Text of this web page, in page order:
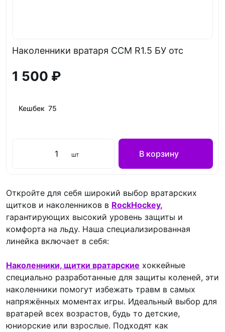
Наколенники вратаря CCM R1.5 БУ отс
1 500 ₽
Кешбек 75
шт В корзину
Откройте для себя широкий выбор вратарских
щитков и наколенников в RockHockey,
гарантирующих высокий уровень защиты и
комфорта на льду. Наша специализированная
линейка включает в себя:
Наколенники, щитки вратарские хоккейные
специально разработанные для защиты коленей, эти
наколенники помогут избежать травм в самых
напряжённых моментах игры. Идеальный выбор для
вратарей всех возрастов, будь то детские,
юниорские или взрослые. Подходят как